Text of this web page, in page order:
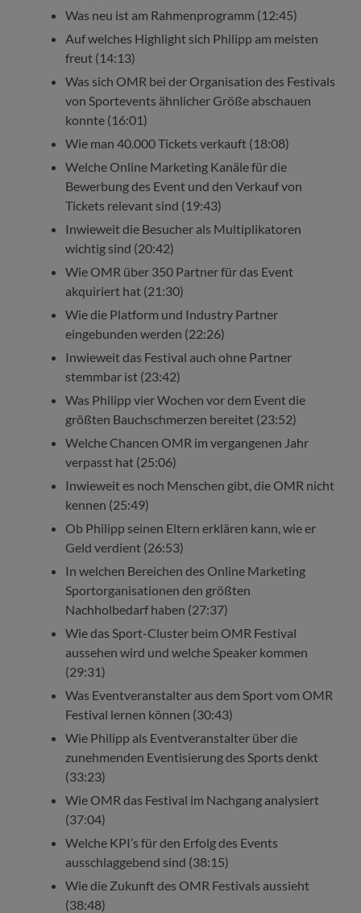
Was neu ist am Rahmenprogramm (12:45)
Auf welches Highlight sich Philipp am meisten
freut (14:13)
Was sich OMR bei der Organisation des Festivals
von Sportevents ähnlicher Größe abschauen
konnte (16:01)
Wie man 40.000 Tickets verkauft (18:08)
Welche Online Marketing Kanäle für die
Bewerbung des Event und den Verkauf von
Tickets relevant sind (19:43)
Inwieweit die Besucher als Multiplikatoren
wichtig sind (20:42)
Wie OMR über 350 Partner für das Event
akquiriert hat (21:30)
Wie die Platform und Industry Partner
eingebunden werden (22:26)
Inwieweit das Festival auch ohne Partner
stemmbar ist (23:42)
Was Philipp vier Wochen vor dem Event die
größten Bauchschmerzen bereitet (23:52)
Welche Chancen OMR im vergangenen Jahr
verpasst hat (25:06)
Inwieweit es noch Menschen gibt, die OMR nicht
kennen (25:49)
Ob Philipp seinen Eltern erklären kann, wie er
Geld verdient (26:53)
In welchen Bereichen des Online Marketing
Sportorganisationen den größten
Nachholbedarf haben (27:37)
Wie das Sport-Cluster beim OMR Festival
aussehen wird und welche Speaker kommen
(29:31)
Was Eventveranstalter aus dem Sport vom OMR
Festival lernen können (30:43)
Wie Philipp als Eventveranstalter über die
zunehmenden Eventisierung des Sports denkt
(33:23)
Wie OMR das Festival im Nachgang analysiert
(37:04)
Welche KPI’s für den Erfolg des Events
ausschlaggebend sind (38:15)
Wie die Zukunft des OMR Festivals aussieht
(38:48)